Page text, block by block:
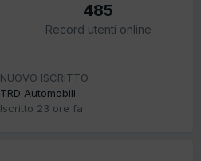
485
Record utenti online
NUOVO ISCRITTO
TRD Automobili
Iscritto 23 ore fa